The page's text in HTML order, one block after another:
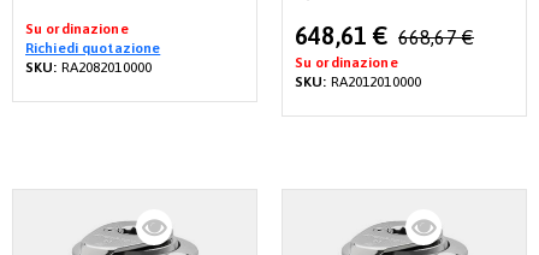
Su ordinazione
Richiedi quotazione
SKU: RA2082010000
Special
Price
648,61 € 668,67 €
Su ordinazione
SKU: RA2012010000